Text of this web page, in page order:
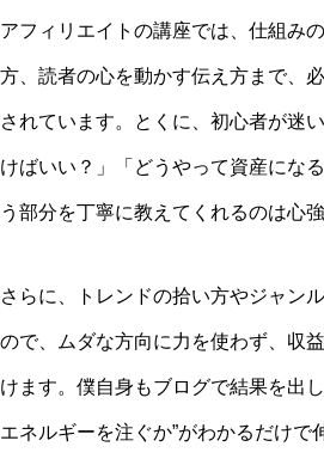
アフィリエイトの講座では、仕組み
方、読者の心を動かす伝え方まで、
されています。とくに、初心者が迷
けばいい？」「どうやって資産にな
う部分を丁寧に教えてくれるのは心
さらに、トレンドの拾い方やジャン
ので、ムダな方向に力を使わず、収
けます。僕自身もブログで結果を出
エネルギーを注ぐか”がわかるだけで